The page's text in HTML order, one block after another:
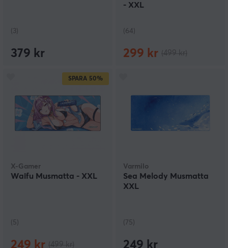
(3)
379 kr
- XXL
(64)
299 kr
SPARA 50%
X-Gamer
Waifu Musmatta - XXL
(5)
249 kr
Varmilo
Sea Melody Musmatta
XXL
(75)
249 kr